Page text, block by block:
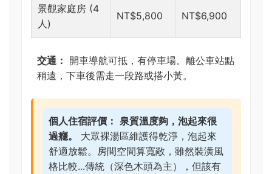
景觀家庭房 (4
人)
NT$5,800 NT$6,900
交通： 開車導航可抵，有停車場。離公車站點
稍遠，下車後需走一段路或搭小黃。
個人住宿評價： 泉質溫度夠，泡起來很
過癮。
大眾裸湯區維護得乾淨，泡起來
舒適放鬆。房間空間算寬敞，雖然裝潢風
格比較...傳統（深色木頭為主），但該有